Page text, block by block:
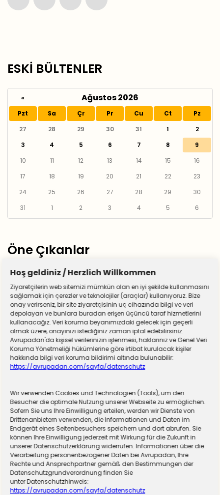
ESKİ BÜLTENLER
« Ağustos 2026
Pzt Sa Çr Pr Cu Ct
Pz
27
28 29 30 31 1
2
3
4 5 6 7 8
9
10
11 12 13 14 15
16
17
18 19 20 21 22
23
24
25 26 27 28 29
30
31
1 2 3 4 5 6
Öne Çıkanlar
Almanya zorunlu askerliğe hazırlanıyor! Sivil
hizmet için düğmeye basıldı
Hoş geldiniz / Herzlich Willkommen
Ziyaretçilerin web sitemizi mümkün olan en iyi şekilde kullanmasını
sağlamak için çerezler ve teknolojiler (araçlar) kullanıyoruz. Bize
onay verirseniz, bir site ziyaretçisinin uç cihazında bilgi ve veri
depolayan ve bunlara buradan erişen üçüncü taraf hizmetlerini
kullanacağız. Veri koruma beyanımızdaki gelecek için geçerli
olmak üzere, onayınızı istediğiniz zaman iptal edebilirsiniz.
Avrupadan'da kişisel verilerinizin işlenmesi, haklarınız ve Genel Veri
Koruma Yönetmeliği hükümlerine göre irtibat kurulacak kişiler
hakkında bilgi veri koruma bildirimi altında bulunabilir:
https://avrupadan.com/sayfa/datenschutz
Wir verwenden Cookies und Technologien (Tools), um den
Besucher die optimale Nutzung unserer Webseite zu ermöglichen.
Sofern Sie uns Ihre Einwilligung erteilen, werden wir Dienste von
Drittenanbietern verwenden, die Informationen und Daten im
Endgerät eines Seitenbesuchers speichern und dort abrufen. Sie
können Ihre Einwilligung jederzeit mit Wirkung für die Zukunft in
unserer Datenschutzerklärung widerrufen. Informationen über die
Verarbeitung personenbezogener Daten bei Avrupadan, Ihre
Rechte und Ansprechpartner gemäß den Bestimmungen der
Datenschutzgrundverordnung finden Sie
unter Datenschutzhinweis:
https://avrupadan.com/sayfa/datenschutz